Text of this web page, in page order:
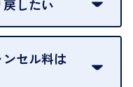
きな時にお越しくださ
お声がけください。
したい
で、買い取ったお品物
。買い戻しはできま
セル料は